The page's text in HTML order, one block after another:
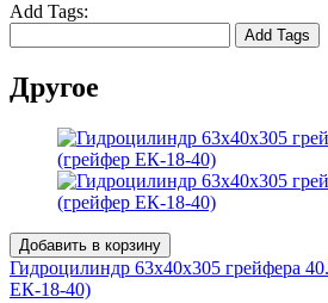
Add Tags:
Add Tags
Другое
Добавить в корзину
Гидроцилиндр 63x40х305 грейфера
ЕК-18-40)